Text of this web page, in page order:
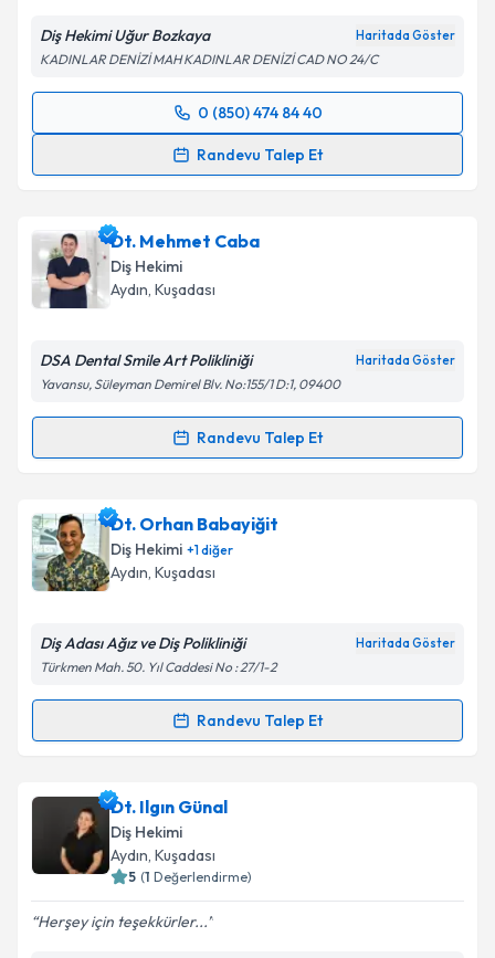
Diş Hekimi Uğur Bozkaya Haritada Göster
KADINLAR DENİZİ MAH KADINLAR DENİZİ CAD NO 24/C
0 (850) 474 84 40
Randevu Talep Et
Randevu Takvimi Talebi
takvim hazırlandığında e-posta ile bilgilendireceğiz.
E-posta Adresiniz
Kişisel verilerimin işlenmesine ilişkin
Metni'ni okudum ve kişisel verilerimin belirtilen
kapsamda işlenmesini kabul ediyorum.
Dt. Mehmet Caba
Diş Hekimi
Aydın, Kuşadası
DSA Dental Smile Art Polikliniği Haritada Göster
Yavansu, Süleyman Demirel Blv. No:155/1 D:1, 09400
Randevu Talep Et
Randevu Takvimi Talebi
Dt. Mehmet Cabaiçin randevu takvimi talebi
oluşturun. Size bu uzmandan randevu almanız için bir
takvim hazırlandığında e-posta ile bilgilendireceğiz.
Kişisel verilerimin işlenmesine ilişkin
Metni'ni okudum ve kişisel verilerimin belirtilen
Takvim Talebini Gönder
Dt. Orhan Babayiğit
Diş Hekimi +1diğer
Aydın, Kuşadası
Diş Adası Ağız ve Diş Polikliniği Haritada Göster
Türkmen Mah. 50. Yıl Caddesi No : 27/1-2
Randevu Talep Et
Randevu Takvimi Talebi
Dt. Orhan Babayiğit
oluşturun. Size bu uzmandan randevu almanız için bir
takvim hazırlandığında e-posta ile bilgilendireceğiz.
Dt. Ilgın Günal
Diş Hekimi
Aydın, Kuşadası
5 (1 Değerlendirme)
Herşey için teşekkürler...